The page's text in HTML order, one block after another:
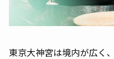
東京大神宮は境内が広く